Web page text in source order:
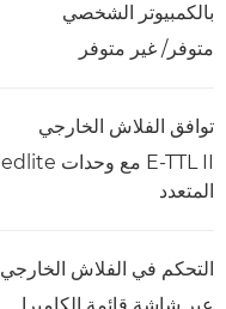
بالكمبيوتر الشخصي
متوفر/ غير متوفر
توافق الفلاش الخارجي
المتعدد
التحكم في الفلاش الخارجي